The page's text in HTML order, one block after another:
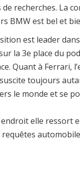
recherches. La
BMW est bel et
est leader
la 3e place du
Quant à Ferrari,
toujours
le monde et se
endroit elle ressort